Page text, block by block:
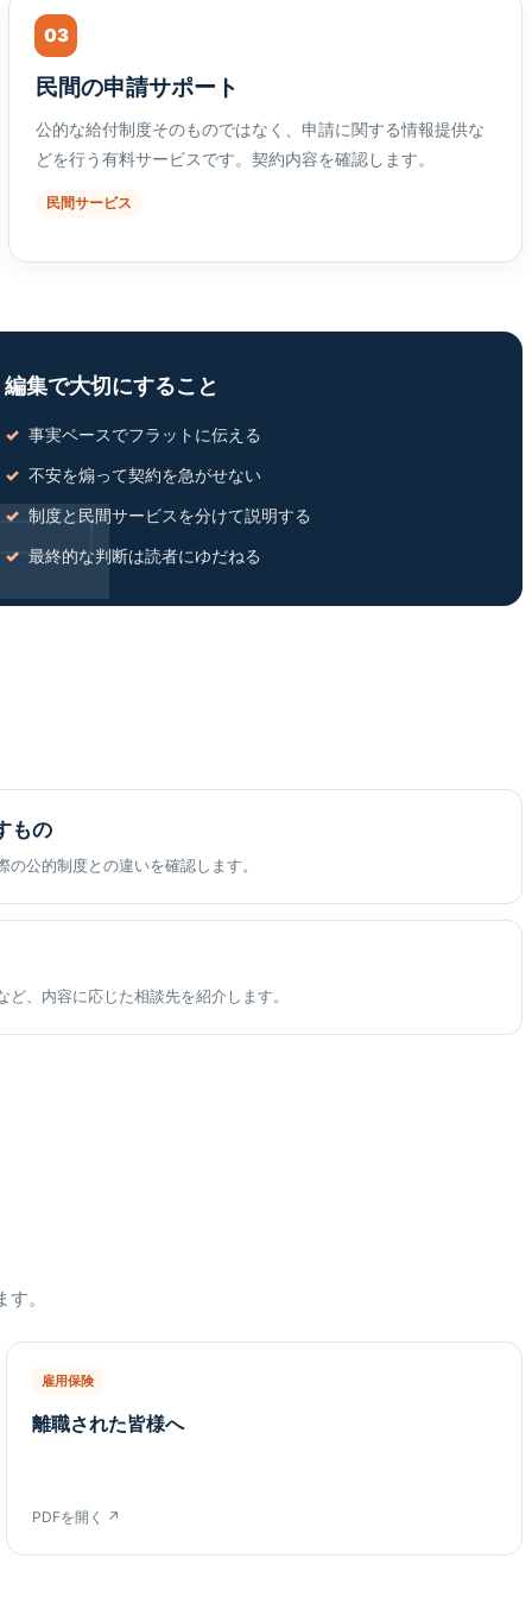
03
民間の申請サポート
公的な給付制度そのものではなく、申請に関する情報提供な
どを行う有料サービスです。契約内容を確認します。
民間サービス
編集で大切にすること
事実ベースでフラットに伝える
不安を煽って契約を急がせない
制度と民間サービスを分けて説明する
最終的な判断は読者にゆだねる
もの
公的制度との違いを確認します。
、内容に応じた相談先を紹介します。
。
雇用保険
離職された皆様へ
PDFを開く ↗